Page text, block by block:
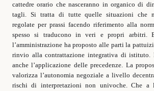
cattedre orario che nasceranno in organico di
tagli. Si tratta di tutte quelle situazioni che
regolate per prassi facendo riferimento alla
spesso si traducono in veri e propri arbitri.
l’amministrazione ha proposto alle parti la
rinvio alla contrattazione integrativa di istituto.
anche l’applicazione delle precedenze. La
valorizza l’autonomia negoziale a livello
rischi di interpretazioni non univoche. Che a